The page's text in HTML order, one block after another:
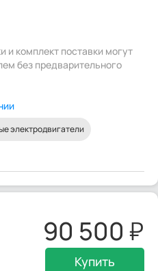
и комплект поставки могут
без предварительного
электродвигатели
90 500
Купить